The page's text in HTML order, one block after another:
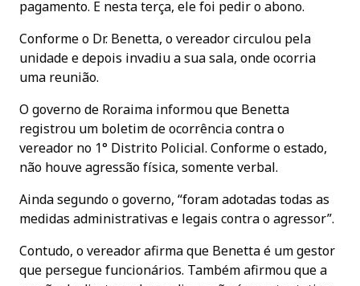
pagamento. E nesta terça, ele foi pedir o abono.
Conforme o Dr. Benetta, o vereador circulou pela
unidade e depois invadiu a sua sala, onde ocorria
uma reunião.
O governo de Roraima informou que Benetta
registrou um boletim de ocorrência contra o
vereador no 1° Distrito Policial. Conforme o estado,
não houve agressão física, somente verbal.
Ainda segundo o governo, “foram adotadas todas as
medidas administrativas e legais contra o agressor”.
Contudo, o vereador afirma que Benetta é um gestor
que persegue funcionários. Também afirmou que a